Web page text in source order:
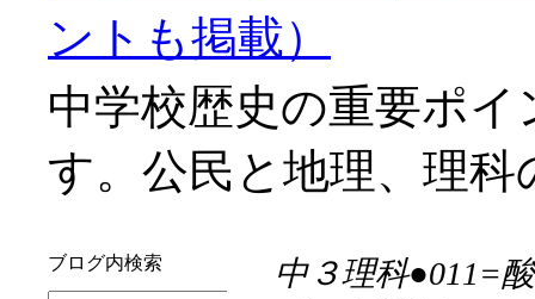
ントも掲載）
中学校歴史の重要ポ
す。公民と地理、理
中３理科●011=
ブログ内検索